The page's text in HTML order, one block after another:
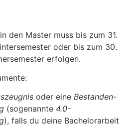
den Master muss bis zum 31.
oder bis zum 30.
erfolgen.
oder eine Bestanden-
(sogenannte 4.0-
), falls du deine Bachelorarbeit